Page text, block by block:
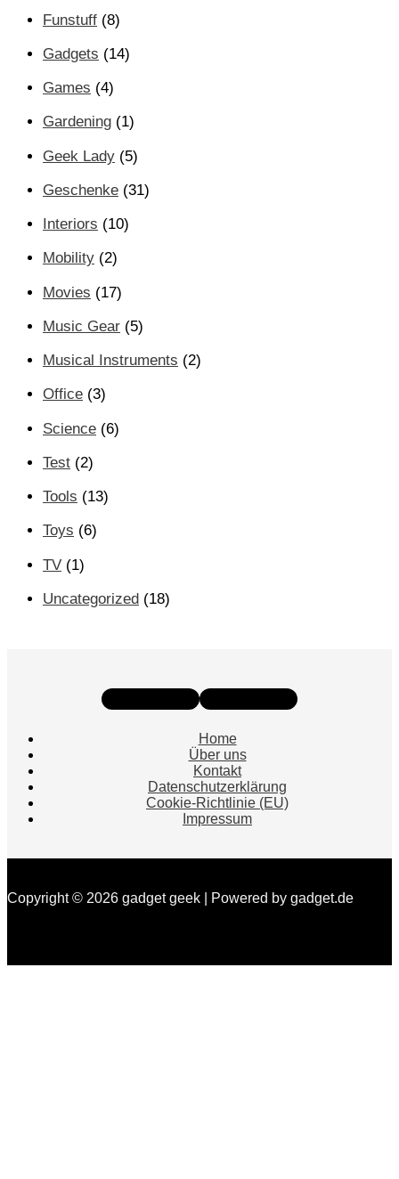
Funstuff (8)
Gadgets (14)
Games (4)
Gardening (1)
Geek Lady (5)
Geschenke (31)
Interiors (10)
Mobility (2)
Movies (17)
Music Gear (5)
Musical Instruments (2)
Office (3)
Science (6)
Test (2)
Tools (13)
Toys (6)
TV (1)
Uncategorized (18)
Home
Über uns
Kontakt
Datenschutzerklärung
Cookie-Richtlinie (EU)
Impressum
Copyright © 2026 gadget geek | Powered by gadget.de